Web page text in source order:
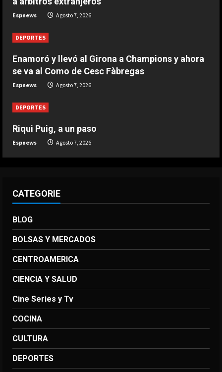
3
extranjeros
4
como fecha de culto por el triunfo
ante Inglaterra
Agosto 7, 2026
Turquía
Agosto 7, 2026
Espnews Agosto 7, 2026
DEPORTES
Enamoró y llevó al Girona a Champions y ahora
se va al Como de Cesc Fàbregas
Espnews Agosto 7, 2026
DEPORTES
Riqui Puig, a un paso
Espnews Agosto 7, 2026
CATEGORIE
BLOG
BOLSAS Y MERCADOS
CENTROAMERICA
CIENCIA Y SALUD
Cine Series y Tv
COCINA
CULTURA
DEPORTES